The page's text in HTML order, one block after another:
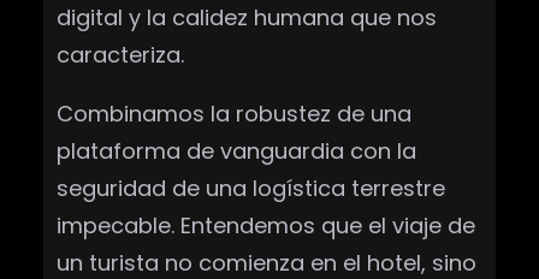
digital y la calidez humana que nos
caracteriza.
Combinamos la robustez de una
plataforma de vanguardia con la
seguridad de una logística terrestre
impecable. Entendemos que el viaje de
un turista no comienza en el hotel, sino